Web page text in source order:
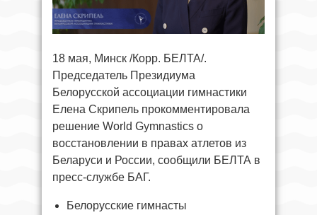
18 мая, Минск /Корр. БЕЛТА/.
Председатель Президиума
Белорусской ассоциации гимнастики
Елена Скрипель прокомментировала
решение World Gymnastics о
восстановлении в правах атлетов из
Беларуси и России, сообщили БЕЛТА в
пресс-службе БАГ.
Белорусские гимнасты